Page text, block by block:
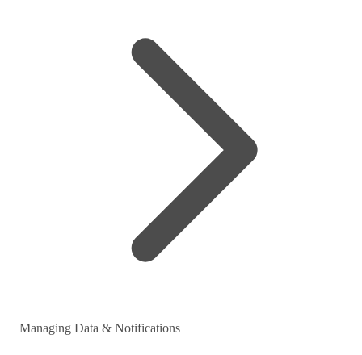
Managing Data & Notifications